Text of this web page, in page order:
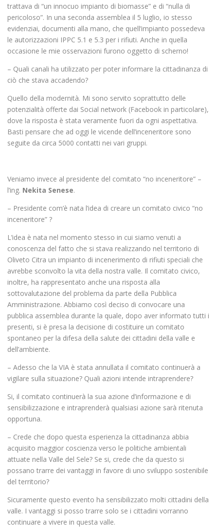
trattava di “un innocuo impianto di biomasse” e di “nulla di
pericoloso”. In una seconda assemblea il 5 luglio, io stesso
evidenziai, documenti alla mano, che quell’impianto possedeva
le autorizzazioni IPPC 5.1 e 5.3 per i rifiuti. Anche in quella
occasione le mie osservazioni furono oggetto di scherno!
– Quali canali ha utilizzato per poter informare la cittadinanza di
ciò che stava accadendo?
Quello della modernità. Mi sono servito soprattutto delle
potenzialità offerte dai Social network (Facebook in particolare),
dove la risposta è stata veramente fuori da ogni aspettativa.
Basti pensare che ad oggi le vicende dell’inceneritore sono
seguite da circa 5000 contatti nei vari gruppi.
Veniamo invece al presidente del comitato “no inceneritore” –
l’ing. Nekita Senese.
– Presidente com’è nata l’idea di creare un comitato civico “no
inceneritore” ?
L’idea è nata nel momento stesso in cui siamo venuti a
conoscenza del fatto che si stava realizzando nel territorio di
Oliveto Citra un impianto di incenerimento di rifiuti speciali che
avrebbe sconvolto la vita della nostra valle. Il comitato civico,
inoltre, ha rappresentato anche una risposta alla
sottovalutazione del problema da parte della Pubblica
Amministrazione. Abbiamo così deciso di convocare una
pubblica assemblea durante la quale, dopo aver informato tutti i
presenti, si è presa la decisione di costituire un comitato
spontaneo per la difesa della salute dei cittadini della valle e
dell’ambiente.
– Adesso che la VIA è stata annullata il comitato continuerà a
vigilare sulla situazione? Quali azioni intende intraprendere?
Si, il comitato continuerà la sua azione d’informazione e di
sensibilizzazione e intraprenderà qualsiasi azione sarà ritenuta
opportuna.
– Crede che dopo questa esperienza la cittadinanza abbia
acquisito maggior coscienza verso le politiche ambientali
attuate nella Valle del Sele? Se si, crede che da questo si
possano trarre dei vantaggi in favore di uno sviluppo sostenibile
del territorio?
Sicuramente questo evento ha sensibilizzato molti cittadini della
valle. I vantaggi si posso trarre solo se i cittadini vorranno
continuare a vivere in questa valle.